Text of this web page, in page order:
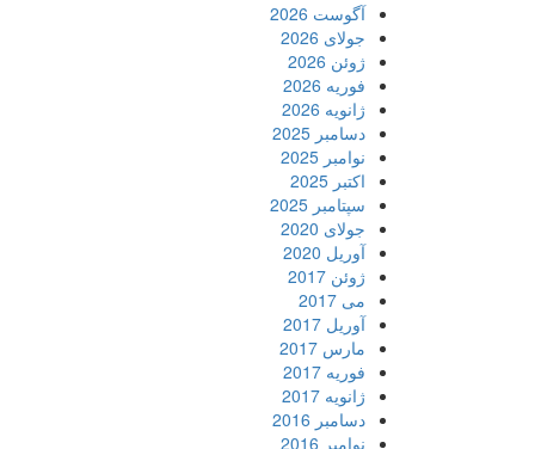
آگوست 2026
جولای 2026
ژوئن 2026
فوریه 2026
ژانویه 2026
دسامبر 2025
نوامبر 2025
اکتبر 2025
سپتامبر 2025
جولای 2020
آوریل 2020
ژوئن 2017
می 2017
آوریل 2017
مارس 2017
فوریه 2017
ژانویه 2017
دسامبر 2016
نوامبر 2016